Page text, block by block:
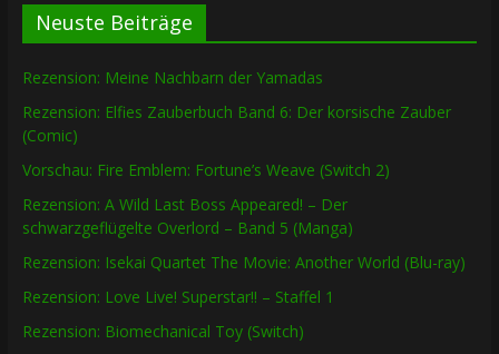
Neuste Beiträge
Rezension: Meine Nachbarn der Yamadas
Rezension: Elfies Zauberbuch Band 6: Der korsische Zauber
(Comic)
Vorschau: Fire Emblem: Fortune’s Weave (Switch 2)
Rezension: A Wild Last Boss Appeared! – Der
schwarzgeflügelte Overlord – Band 5 (Manga)
Rezension: Isekai Quartet The Movie: Another World (Blu-ray)
Rezension: Love Live! Superstar!! – Staffel 1
Rezension: Biomechanical Toy (Switch)